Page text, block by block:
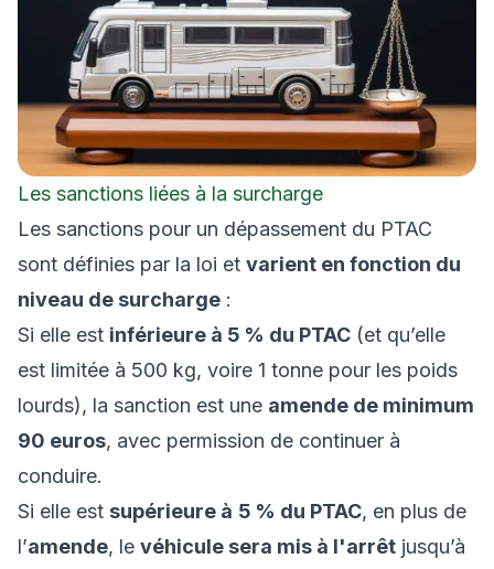
Les sanctions liées à la surcharge
Les sanctions pour un dépassement du PTAC
sont définies par la loi et varient en fonction du
niveau de surcharge :
Si elle est inférieure à 5 % du PTAC (et qu’elle
est limitée à 500 kg, voire 1 tonne pour les poids
lourds), la sanction est une amende de minimum
90 euros, avec permission de continuer à
conduire.
Si elle est supérieure à 5 % du PTAC, en plus de
l’amende, le véhicule sera mis à l'arrêt jusqu’à